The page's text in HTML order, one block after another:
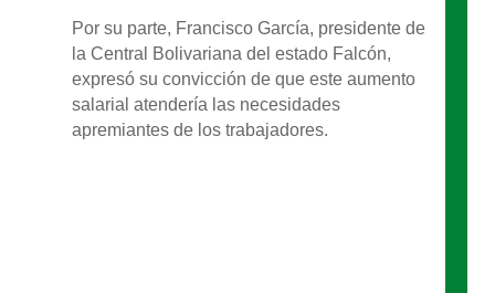
Por su parte, Francisco García, presidente de
la Central Bolivariana del estado Falcón,
expresó su convicción de que este aumento
salarial atendería las necesidades
apremiantes de los trabajadores.